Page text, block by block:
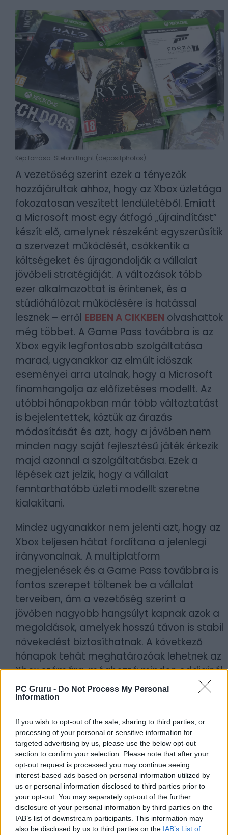
PC Gruru - Do Not Process My Personal
Information
If you wish to opt-out of the sale, sharing to third parties, or
processing of your personal or sensitive information for
targeted advertising by us, please use the below opt-out
section to confirm your selection. Please note that after your
opt-out request is processed you may continue seeing
interest-based ads based on personal information utilized by
us or personal information disclosed to third parties prior to
your opt-out. You may separately opt-out of the further
disclosure of your personal information by third parties on the
IAB’s list of downstream participants. This information may
also be disclosed by us to third parties on the IAB’s List of
Kép forrása: Stefan Bright (depositphotos)
A vezetőség szerint ezek a tényezők
hozzájárultak ahhoz, hogy az Xbox üzletága
fokozatosan veszített lendületéből. Emiatt
a Microsoft most egy átfogó „újraindítást”
készít elő, amelynek részeként egyszerűsítik
a szervezet működését, csökkentik a
költségeket és újragondolják a vállalat
jövőbeli stratégiáját. A változások több
ezer alkalmazottat is érintenek, és a
stúdióhálózat működésére is hatással
lesznek – erről EBBEN A CIKKBEN olvashattok
még többet. A Game Pass továbbra is az
Xbox egyik legfontosabb szolgáltatása
marad, ugyanakkor az elmúlt időszak
eseményei arra utalnak, hogy a Microsoft
finomhangolja az előfizetéses modellt. Az
utóbbi hónapokban már több változtatást
is bejelentettek, köztük az árazás
módosítását és azt, hogy a jövőben nem
minden nagy saját fejlesztésű játék érkezik
majd azonnal a szolgáltatásba. Ezek a
lépések azt jelzik, hogy a vállalat
fenntarthatóbb üzleti modellt szeretne
kialakítani.
Mindez ugyanakkor nem jelenti azt, hogy az
Xbox teljesen hátat fordítana a jelenlegi
irányvonalnak. A multiplatform
megjelenések és a Game Pass továbbra is
fontos szerepet töltenek be a vállalat
terveiben, ám a vezetőség szerint a
jövőben nagyobb hangsúlyt kapnak azok a
megoldások, amelyek hosszú távon is stabil
növekedést biztosíthatnak. A következő
hónapok tehát meghatározóak lehetnek az
Xbox számára, méghozzá minden eddiginél
jobban. A Microsoft célja, hogy az
átalakítások után versenyképesebb és
miközben visszaszerzi a játékosok és a
befektetők bizalmát. Az azonban csak
később derül ki, hogy az új stratégia
valóban képes lesz-e új lendületet adni a
márkának egy egyre kiélezettebb piaci
környezetben.
Borítókép forrása: Illia Martynov